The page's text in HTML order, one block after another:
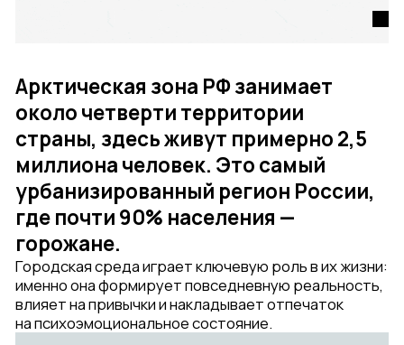
Дизайн-код арктических поселений —
универсальный инструмент, который регулирует
внешний облик городской среды, подчеркивает
ее индивидуальные особенности. Он представляет
собой свод стандартов и выступает в роли
понятной пошаговой инструкции для создания
комфортной и эстетичной городской среды.
Наше бюро разработало Дизайн-код арктических
поселений совместно с АНО «Информационно-